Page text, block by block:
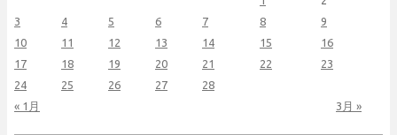
« 1月 3月 »
3
4 5 6 7 8
9
10
11 12 13 14 15
16
17
18 19 20 21 22
23
24
25 26 27 28